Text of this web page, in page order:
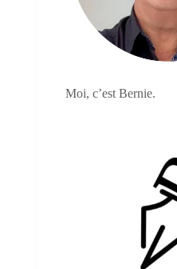
Moi, c’est Bernie.